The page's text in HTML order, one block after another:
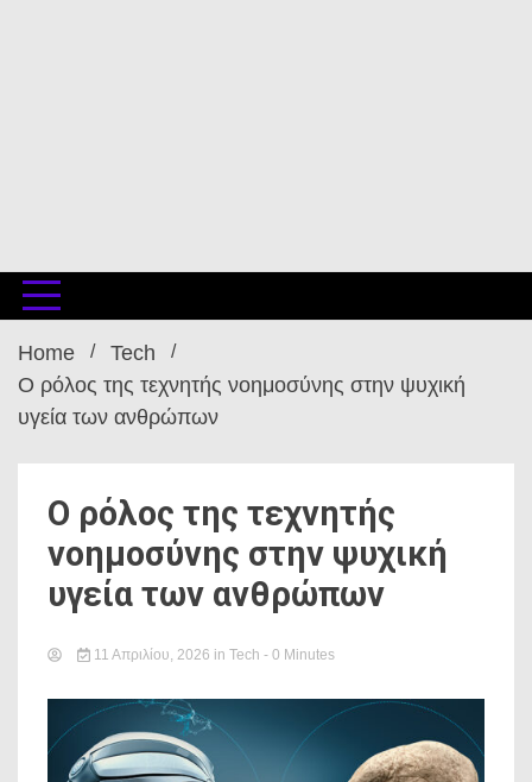
Home
Tech
Ο ρόλος της τεχνητής νοημοσύνης στην ψυχική
υγεία των ανθρώπων
Ο ρόλος της τεχνητής
νοημοσύνης στην ψυχική
υγεία των ανθρώπων
11 Απριλίου, 2026 in Tech - 0 Minutes